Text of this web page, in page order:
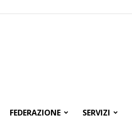
FEDERAZIONE SERVIZI